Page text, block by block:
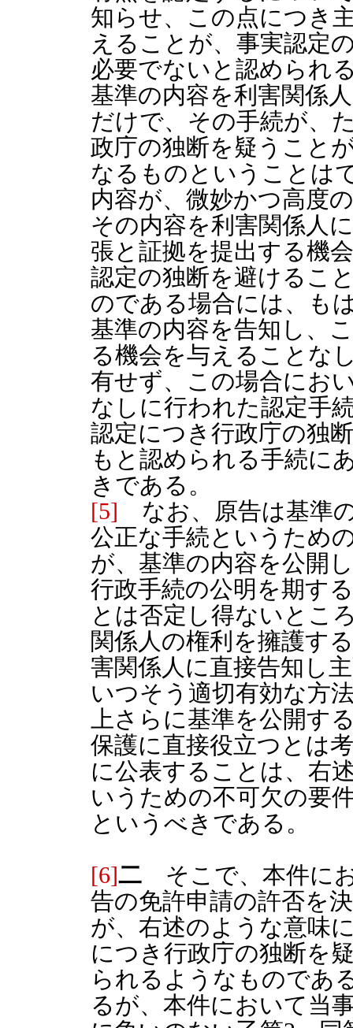
知らせ、この点につき
えることが、事実認定
必要でないと認められ
基準の内容を利害関係
だけで、その手続が、
政庁の独断を疑うこと
なるものということは
内容が、微妙かつ高度
その内容を利害関係人
張と証拠を提出する機
認定の独断を避けるこ
のである場合には、も
基準の内容を告知し、
る機会を与えることな
有せず、この場合にお
なしに行われた認定手
認定につき行政庁の独
もと認められる手続に
きである。
[5] なお、原告は基準
公正な手続というため
が、基準の内容を公開
行政手続の公明を期す
とは否定し得ないとこ
関係人の権利を擁護す
害関係人に直接告知し
いつそう適切有効な方
上さらに基準を公開す
保護に直接役立つとは
に公表することは、右
いうための不可欠の要
というべきである。
[6]二 そこで、本件に
告の免許申請の許否を
が、右述のような意味
につき行政庁の独断を
られるようなものであ
るが、本件において当